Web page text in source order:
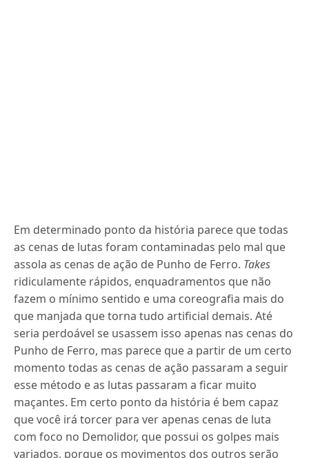
Em determinado ponto da história parece que todas
as cenas de lutas foram contaminadas pelo mal que
assola as cenas de ação de Punho de Ferro. Takes
ridiculamente rápidos, enquadramentos que não
fazem o mínimo sentido e uma coreografia mais do
que manjada que torna tudo artificial demais. Até
seria perdoável se usassem isso apenas nas cenas do
Punho de Ferro, mas parece que a partir de um certo
momento todas as cenas de ação passaram a seguir
esse método e as lutas passaram a ficar muito
maçantes. Em certo ponto da história é bem capaz
que você irá torcer para ver apenas cenas de luta
com foco no Demolidor, que possui os golpes mais
variados, porque os movimentos dos outros serão